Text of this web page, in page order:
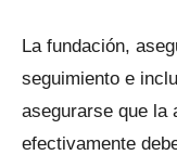
La fundación,
seguimiento e
asegurarse que la
efectivamente